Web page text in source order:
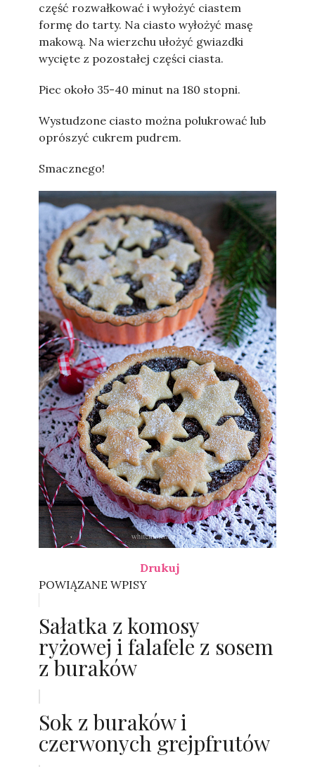
część rozwałkować i wyłożyć ciastem
formę do tarty. Na ciasto wyłożyć masę
makową. Na wierzchu ułożyć gwiazdki
wycięte z pozostałej części ciasta.
Piec około 35-40 minut na 180 stopni.
Wystudzone ciasto można polukrować lub
oprószyć cukrem pudrem.
Smacznego!
Drukuj
POWIĄZANE WPISY
Sałatka z komosy
ryżowej i falafele z sosem
z buraków
Sok z buraków i
czerwonych grejpfrutów